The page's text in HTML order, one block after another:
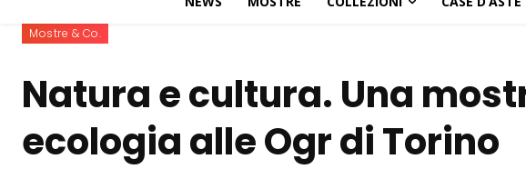
Mostre & Co.
Natura e cultura. Una
ecologia alle Ogr di Torino